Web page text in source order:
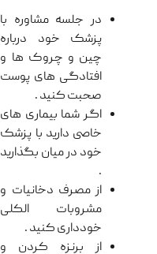
در جلسه مشاوره با
پزشک خود درباره
چین و چروک ها و
افتادگی های پوست
صحبت کنید .
اگر شما بیماری های
خاصی دارید با پزشک
خود در میان بگذارید
.
از مصرف دخانیات و
مشروبات الکلی
خودداری کنید .
از برنزه کردن و